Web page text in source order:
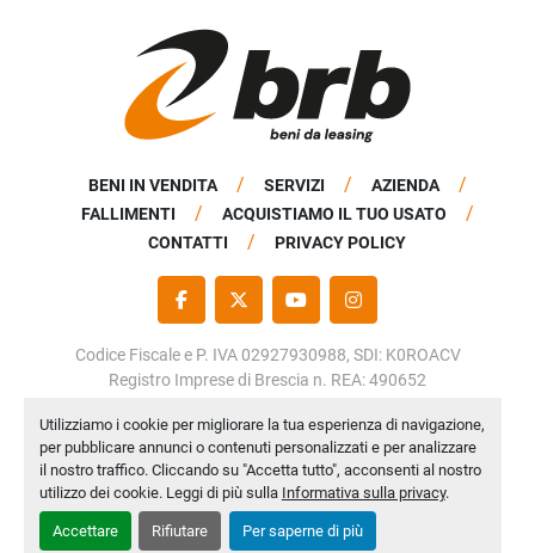
Utilizziamo i cookie per migliorare la tua esperienza di navigazione,
per pubblicare annunci o contenuti personalizzati e per analizzare
il nostro traffico. Cliccando su "Accetta tutto", acconsenti al nostro
utilizzo dei cookie. Leggi di più sulla Informativa sulla privacy.
Accettare Rifiutare Per saperne di più
BENI IN VENDITA SERVIZI
AZIENDA
FALLIMENTI
ACQUISTIAMO IL TUO USATO
CONTATTI
PRIVACY POLICY
FACEBOOKTWITTERYOUTUBEINSTAGRAM
Codice Fiscale e P. IVA 02927930988, SDI: K0ROACV
Registro Imprese di Brescia n. REA: 490652
Personalizza le preferenze sui Cookies
Machinio Systemsito web diMachinio